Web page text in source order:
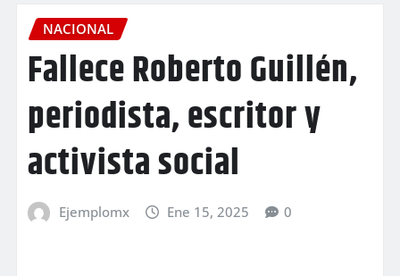
NACIONAL
Fallece Roberto Guillén,
periodista, escritor y
activista social
Ejemplomx Ene 15, 2025 0